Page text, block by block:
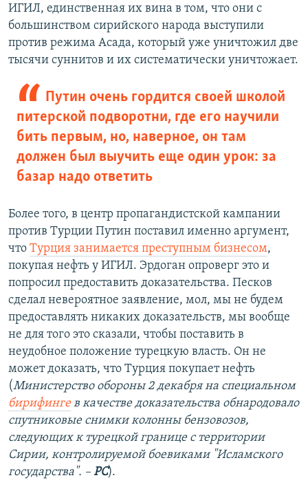
ИГИЛ, единственная их вина в том, что они с
большинством сирийского народа выступили
против режима Асада, который уже уничтожил две
тысячи суннитов и их систематически уничтожает.
Путин очень гордится своей школой
питерской подворотни, где его научили
бить первым, но, наверное, он там
должен был выучить еще один урок: за
базар надо ответить
Более того, в центр пропагандистской кампании
против Турции Путин поставил именно аргумент,
что Турция занимается преступным бизнесом,
покупая нефть у ИГИЛ. Эрдоган опроверг это и
попросил предоставить доказательства. Песков
сделал невероятное заявление, мол, мы не будем
предоставлять никаких доказательств, мы вообще
не для того это сказали, чтобы поставить в
неудобное положение турецкую власть. Он не
может доказать, что Турция покупает нефть
(Министерство обороны 2 декабря на специальном
бирифингев качестве доказательства обнародовало
спутниковые снимки колонны бензовозов,
следующих к турецкой границе с территории
Сирии, контролируемой боевиками "Исламского
государства". – РС).